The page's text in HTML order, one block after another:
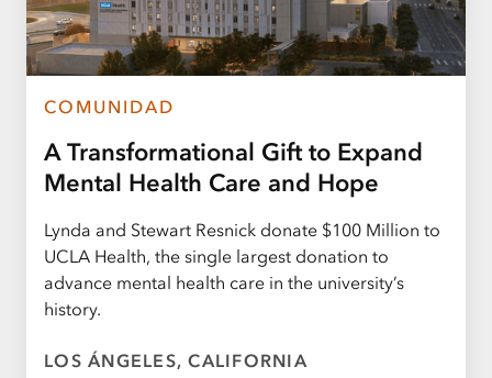
COMUNIDAD
A Transformational Gift to Expand
Mental Health Care and Hope
Lynda and Stewart Resnick donate $100 Million to
UCLA Health, the single largest donation to
advance mental health care in the university’s
history.
LOS ÁNGELES, CALIFORNIA